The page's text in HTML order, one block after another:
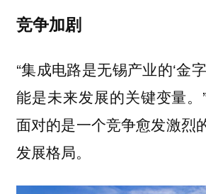
竞争加剧
“集成电路是无锡产业的‘金
能是未来发展的关键变量。
面对的是一个竞争愈发激烈
发展格局。